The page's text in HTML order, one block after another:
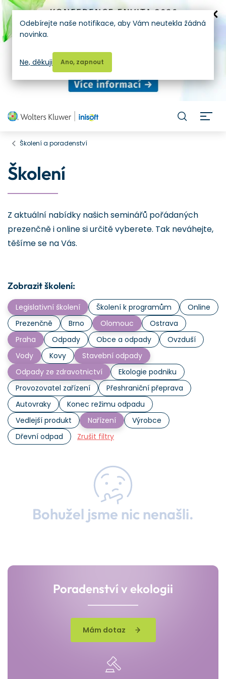
Školení a poradenství
Školení
Z aktuální nabídky našich seminářů pořádaných
prezenčně i online si určitě vyberete. Tak neváhejte,
těšíme se na Vás.
Zobrazit školení:
Legislativní školení Školení k programům
Online
Prezenčně
Brno Olomouc
Ostrava
Praha
Odpady Obce a odpady
Ovzduší
Vody
Kovy
Stavební odpady
Odpady ze zdravotnictví
Ekologie podniku
Provozovatel zařízení
Přeshraniční přeprava
Autovraky
Konec režimu odpadu
Vedlejší produkt
Nařízení
Výrobce
Dřevní odpad
Zrušit filtry
Bohužel jsme nic nenašli.
Poradenství v ekologii
Mám dotaz
Odebírejte naše notifikace, aby Vám neutekla žádná
novinka.
Ano, zapnout
Ne, děkuji